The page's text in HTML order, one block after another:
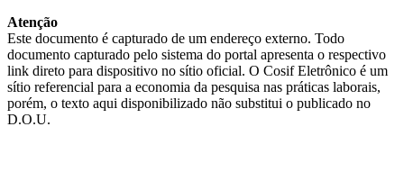
Atenção
Este documento é capturado de um endereço externo. Todo
documento capturado pelo sistema do portal apresenta o respectivo
link direto para dispositivo no sítio oficial. O Cosif Eletrônico é um
sítio referencial para a economia da pesquisa nas práticas laborais,
porém, o texto aqui disponibilizado não substitui o publicado no
D.O.U.